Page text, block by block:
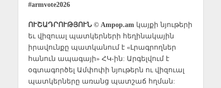
#armvote2026
ՈՒՇԱԴՐՈՒԹՅՈՒՆ © Ampop.amկայքի նյութերի
եւ վիզուալ պատկերների հեղինակային
իրավունքը պատկանում է «Լրագրողներ
հանուն ապագայի» ՀԿ-ին: Արգելվում է
օգտագործել Ամփոփի նյութերն ու վիզուալ
պատկերները առանց պատշաճ հղման: